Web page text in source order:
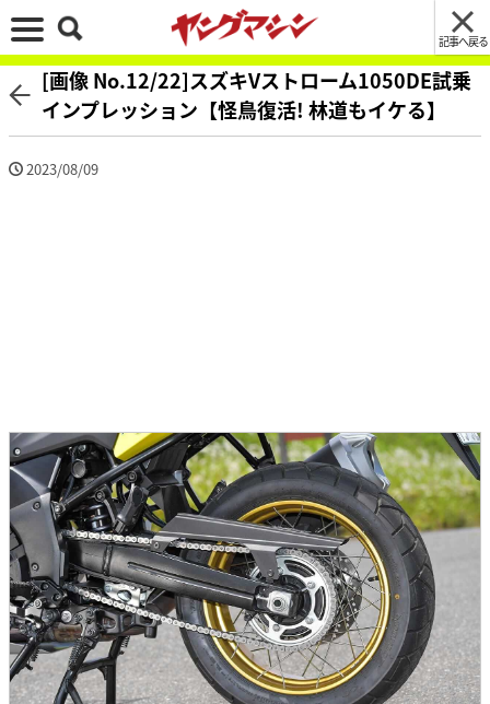
記事へ戻る
[画像 No.12/22]スズキVストローム1050DE試乗
インプレッション【怪鳥復活! 林道もイケる】
2023/08/09